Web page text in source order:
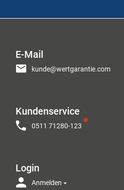
E-Mail
kunde@wertgarantie.com
Kundenservice
0511 71280-123
Login
Anmelden